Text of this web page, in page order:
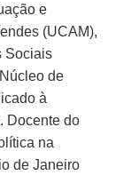
e
(UCAM),
Sociais
de
à
Docente do
na
de Janeiro